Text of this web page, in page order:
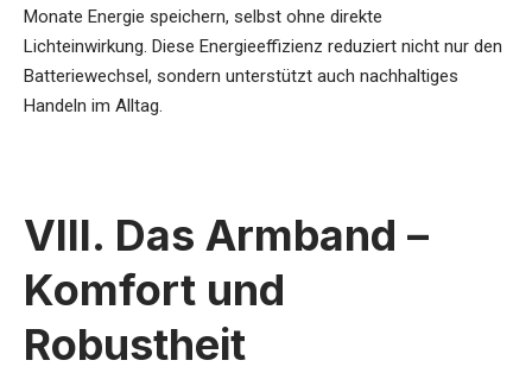
Monate Energie speichern, selbst ohne direkte
Lichteinwirkung. Diese Energieeffizienz reduziert nicht nur den
Batteriewechsel, sondern unterstützt auch nachhaltiges
Handeln im Alltag.
VIII. Das Armband –
Komfort und
Robustheit